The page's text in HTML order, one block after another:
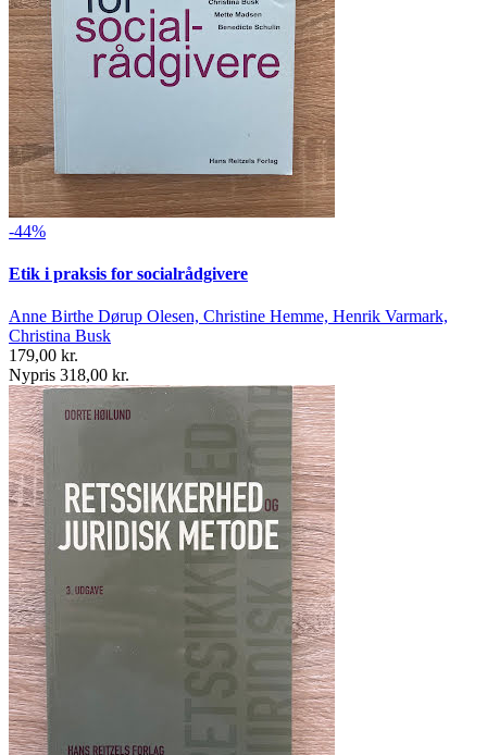
-44%
Etik i praksis for socialrådgivere
Anne Birthe Dørup Olesen, Christine Hemme, Henrik Varmark,
Christina Busk
179,00 kr.
Nypris 318,00 kr.